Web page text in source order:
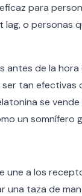
para
o personas
antes de la
tan
se
un somnífero
une a los
taza de